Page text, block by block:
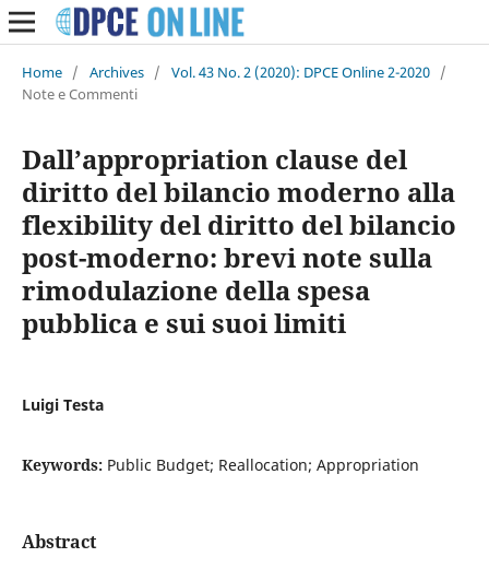
Home / Archives / Vol. 43 No. 2 (2020): DPCE Online 2-2020 /
Note e Commenti
Dall’appropriation clause del
diritto del bilancio moderno alla
flexibility del diritto del bilancio
post-moderno: brevi note sulla
rimodulazione della spesa
pubblica e sui suoi limiti
Luigi Testa
Keywords: Public Budget; Reallocation; Appropriation
Abstract